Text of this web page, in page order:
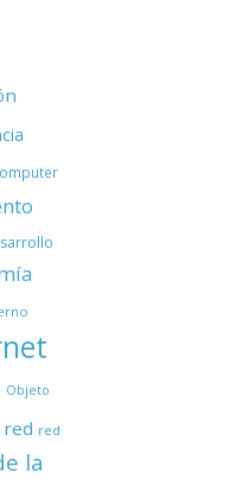
Objeto
red red
la